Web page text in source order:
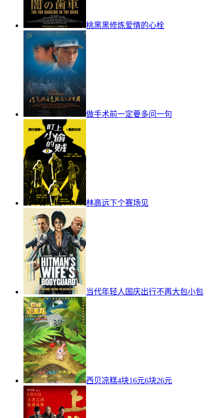
桃黑黑修炼爱情的心栓
做手术前一定要多问一句
林高远下个赛场见
当代年轻人国庆出行不再大包小包
西贝凉糕4块16元6块26元